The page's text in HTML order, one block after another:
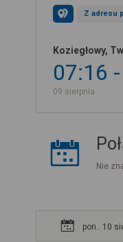
Z adresu
Koziegłowy,
07:16
09 sierpnia
Nie
pon.. 10